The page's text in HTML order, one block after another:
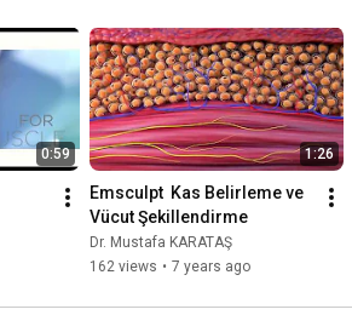
0:59 1:26
Emsculpt  Kas Belirleme ve
Vücut Şekillendirme
Dr. Mustafa KARATAŞ
162 views • 7 years ago